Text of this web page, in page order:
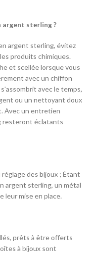
argent sterling ?
argent sterling, évitez
produits chimiques.
et scellée lorsque vous
avec un chiffon
avec le temps,
ou un nettoyant doux
Avec un entretien
resteront éclatants
des bijoux ; Étant
argent sterling, un métal
leur mise en place.
prêts à être offerts
à bijoux sont